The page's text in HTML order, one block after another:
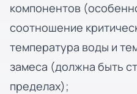
компонентов
соотношение
температура воды и
замеса (должна быть
пределах);